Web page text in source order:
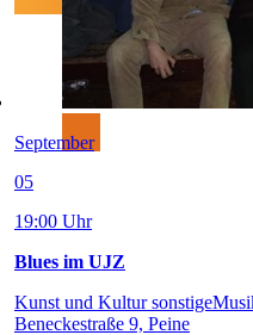
September
05
19:00 Uhr
Blues im UJZ
Kunst und Kultur sonstige
Beneckestraße 9, Peine